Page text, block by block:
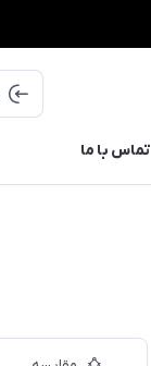
تماس با ما